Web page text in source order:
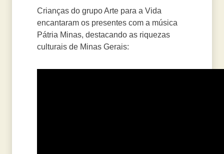
Crianças do grupo Arte para a Vida
encantaram os presentes com a música
Pátria Minas, destacando as riquezas
culturais de Minas Gerais: